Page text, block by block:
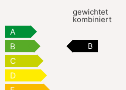
gewichtet
kombiniert
A
B
B
C
D